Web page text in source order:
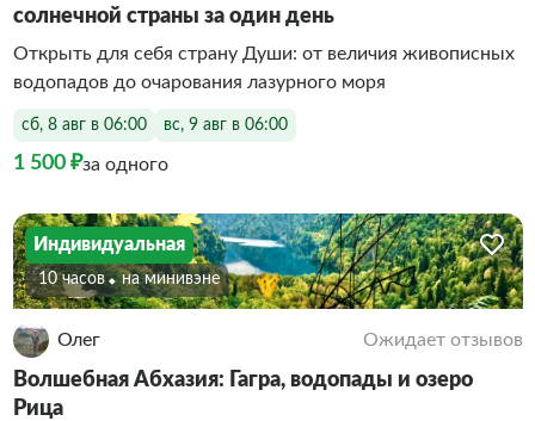
солнечной страны за один день
Открыть для себя страну Души: от величия живописных
водопадов до очарования лазурного моря
сб, 8 авг в 06:00 вс, 9 авг в 06:00
1 500 ₽за одного
Индивидуальная
10 часов На минивэне
Олег Ожидает отзывов
Волшебная Абхазия: Гагра, водопады и озеро
Рица